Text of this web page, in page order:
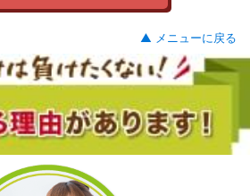
▲ メニューに戻る